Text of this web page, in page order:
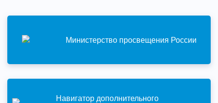
Министерство просвещения России
Навигатор дополнительного